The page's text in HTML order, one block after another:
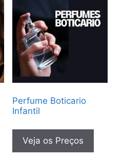
Perfume Boticario
Infantil
Veja os Preços